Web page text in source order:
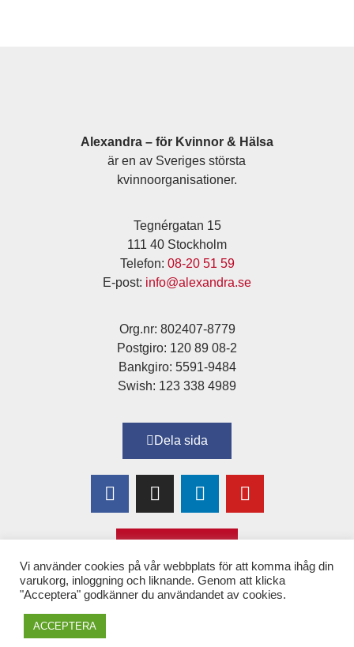
Alexandra – för Kvinnor & Hälsa
är en av Sveriges största
kvinnoorganisationer.
Tegnérgatan 15
111 40 Stockholm
Telefon: 08-20 51 59
E-post: info@alexandra.se
Org.nr: 802407-8779
Postgiro: 120 89 08-2
Bankgiro: 5591-9484
Swish: 123 338 4989
Dela sida
Copyright © 2025 Alexandra
(tidigare 1,6 & 2,6 miljonerklubben)
Vi använder cookies på vår webbplats för att komma ihåg din
varukorg, inloggning och liknande. Genom att klicka
"Acceptera" godkänner du användandet av cookies.
ACCEPTERA